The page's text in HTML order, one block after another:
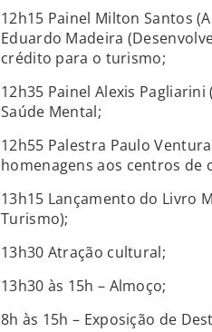
12h15 Painel Milton Santos
Eduardo Madeira
crédito para o turismo;
12h35 Painel Alexis Pagliarini
Saúde Mental;
12h55 Palestra Paulo
homenagens aos centros de
13h15 Lançamento do Livro
Turismo);
13h30 Atração cultural;
13h30 às 15h – Almoço;
8h às 15h – Exposição de